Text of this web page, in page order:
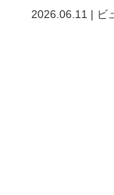
しくなる」だ
めの美容医療
2026.06.11 | ビ